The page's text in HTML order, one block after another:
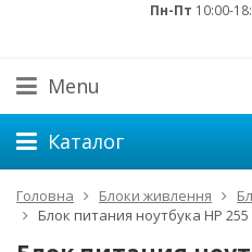
Пн-Пт 10:00-
Menu
Каталог
Головна Блоки живлення
Блок питания ноутбука HP 255